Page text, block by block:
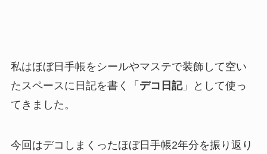
私はほぼ日手帳をシールやマステで装飾して空い
たスペースに日記を書く「 デコ日記」として使っ
てきました。
今回はデコしまくったほぼ日手帳2年分を振り返り